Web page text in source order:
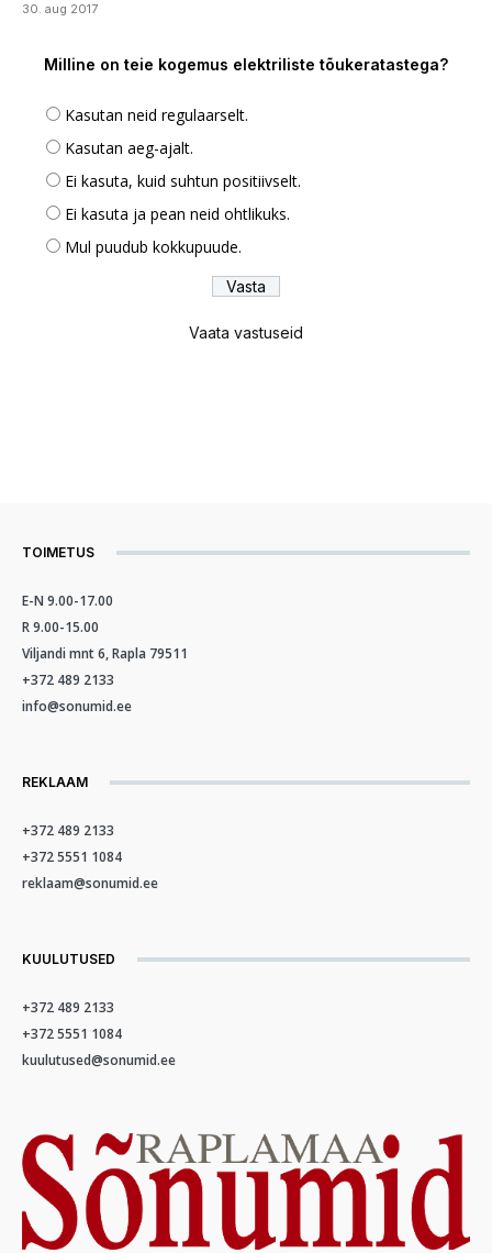
30. aug 2017
Milline on teie kogemus elektriliste tõukeratastega?
Kasutan neid regulaarselt.
Kasutan aeg-ajalt.
Ei kasuta, kuid suhtun positiivselt.
Ei kasuta ja pean neid ohtlikuks.
Mul puudub kokkupuude.
Vaata vastuseid
TOIMETUS
E-N 9.00-17.00
R 9.00-15.00
Viljandi mnt 6, Rapla 79511
+372 489 2133
info@sonumid.ee
REKLAAM
+372 489 2133
+372 5551 1084
reklaam@sonumid.ee
KUULUTUSED
+372 489 2133
+372 5551 1084
kuulutused@sonumid.ee